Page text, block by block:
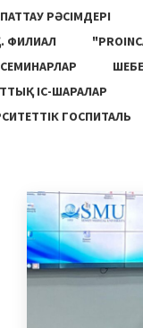
РӘСІМДЕРІ
ФИЛИАЛ
СЕМИНАРЛАР
ІС-ШАРАЛАР
ГОСПИТАЛЬ